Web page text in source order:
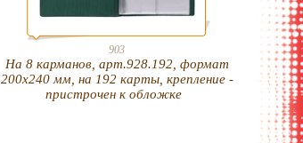
903
На 8 карманов, арт.928.192, формат
200х240 мм, на 192 карты, крепление -
пристрочен к обложке